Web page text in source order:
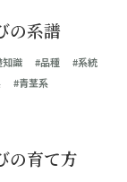
の系譜
知識 #品種
#系統
#青茎系
育て方